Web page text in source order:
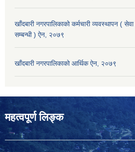
खाँदबारी नगरपालिकाको कर्मचारी व्यवस्थापन ( सेवा
सम्बन्धी ) ऐन, २०७९
खाँदबारी नगरपालिकाको आर्थिक ऐन, २०७९
महत्वपूर्ण लिङ्क